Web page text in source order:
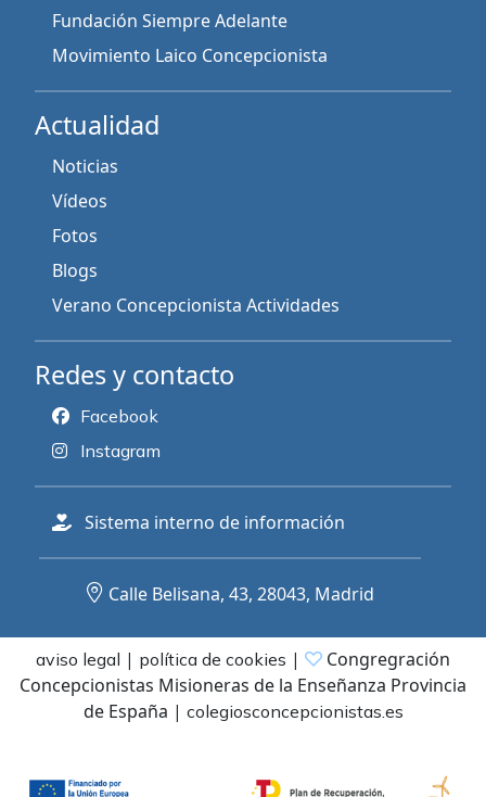
Fundación Siempre Adelante
Movimiento Laico Concepcionista
Actualidad
Noticias
Vídeos
Fotos
Blogs
Verano Concepcionista Actividades
Redes y contacto
Facebook
Instagram
Sistema interno de información
Calle Belisana, 43, 28043, Madrid
aviso legal | política de cookies |
Congregración
Concepcionistas Misioneras de la Enseñanza Provincia
de España | colegiosconcepcionistas.es